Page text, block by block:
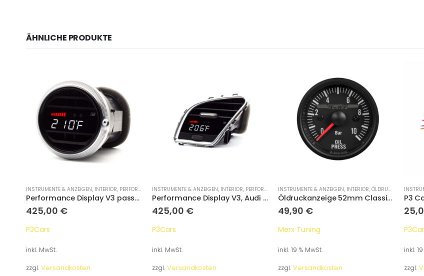
ÄHNLICHE PRODUKTE
INSTRUMENTE & ANZEIGEN, INTERIOR, PERFORMANCE DISPLAYS
Performance Display V3 passend für Audi A3/S3 TT/TTS/TT-RS 2006-2013
425,00 €
P3Cars
inkl. MwSt.
zzgl. Versandkosten
INSTRUMENTE & ANZEIGEN, INTERIOR, PERFORMANCE DISPLAYS
Performance Display V3, Audi A5 / S5 / RS5 B8 2008-2016
425,00 €
P3Cars
inkl. MwSt.
zzgl. Versandkosten
INSTRUMENTE & ANZEIGEN, INTERIOR, ÖLDRUCKANZEIGE
Öldruckanzeige 52mm Classic Serie
49,90 €
Merx Tuning
inkl. 19 % MwSt.
zzgl. Versandkosten
inkl.
zzgl.